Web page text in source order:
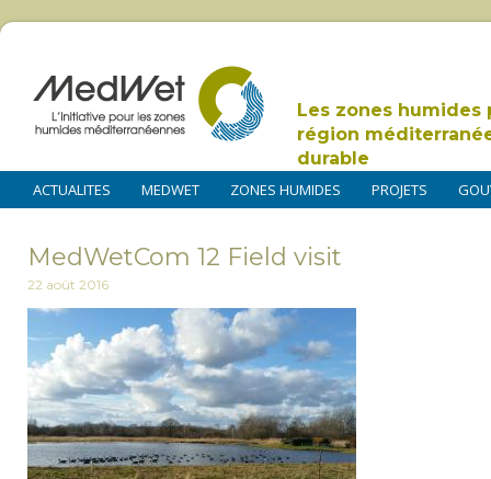
Les zones humides
région
durable
ACTUALITES MEDWET ZONES HUMIDES PROJETS
MedWetCom 12 Field visit
22 août 2016